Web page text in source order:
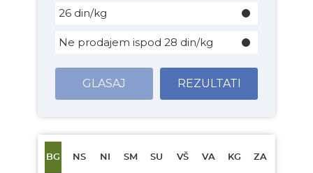
26 din/kg
Ne prodajem ispod 28 din/kg
GLASAJ REZULTATI
BG NS NI SM SU VŠ VA KG ZA